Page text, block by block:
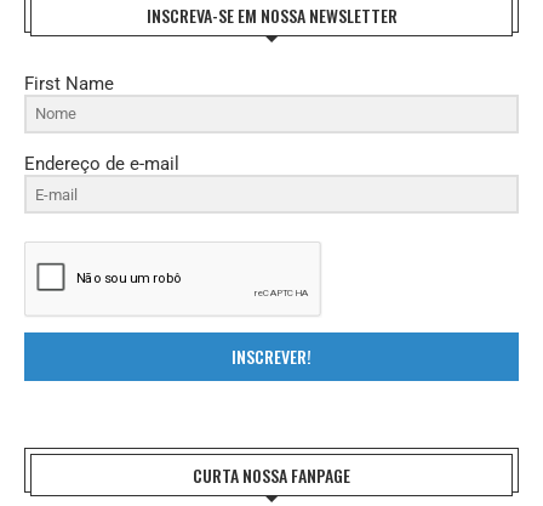
INSCREVA-SE EM NOSSA NEWSLETTER
First Name
Endereço de e-mail
INSCREVER!
CURTA NOSSA FANPAGE